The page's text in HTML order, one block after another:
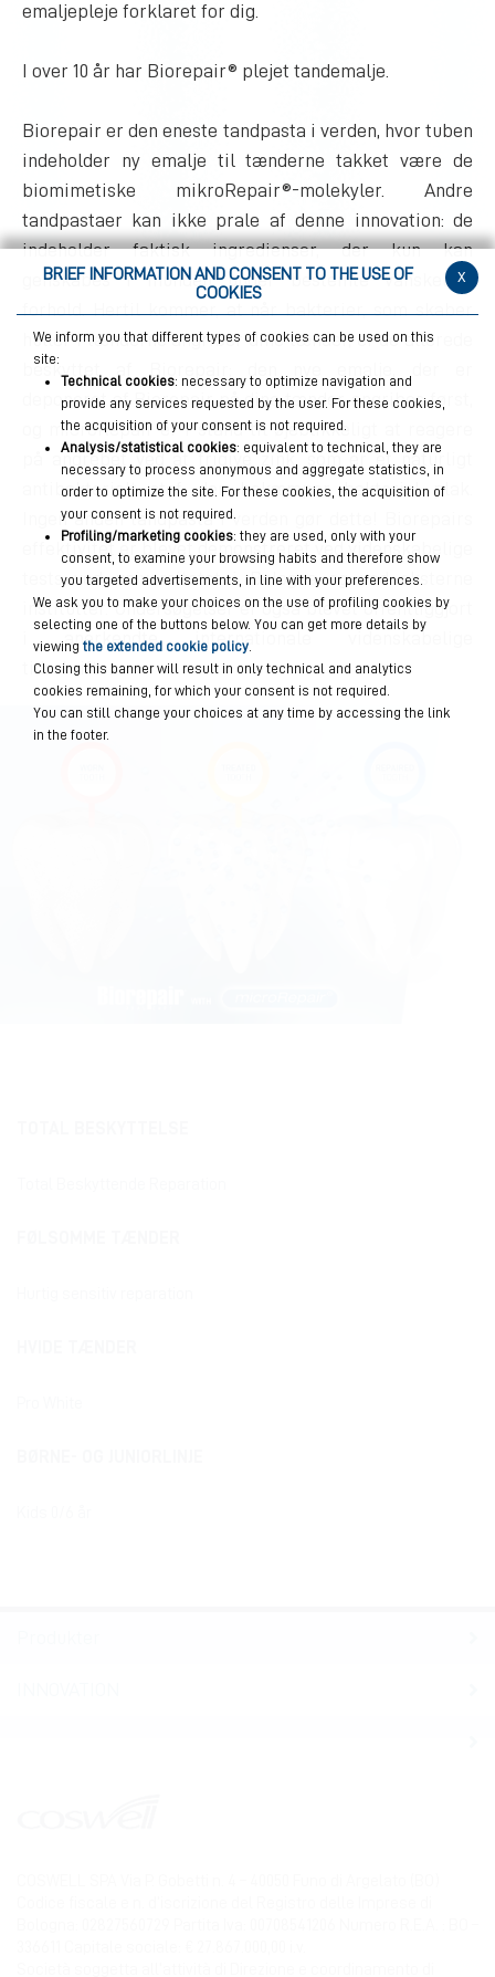
emaljepleje forklaret for dig.
I over 10 år har Biorepair® plejet tandemalje.
Biorepair er den eneste tandpasta i verden, hvor tuben
indeholder ny emalje til tænderne takket være de
biomimetiske mikroRepair®-molekyler. Andre
tandpastaer kan ikke prale af denne innovation: de
indeholder faktisk ingredienser, der kun kan
genskabes i munden under bestemte vanskelige
forhold. Hertil kommer, at når bakterier, som skaber
huller i tænderne angriber dine tænder, er de allerede
beskyttet af Biorepair; den nye emalje, der er
deponeret af Biorepair på dine tænder, angribes først,
og microRepair er i stand til øjeblikkeligt at reagere
på angrebet ved at frigive zink, som er et naturligt
antibakterielt stof, der bekæmper bakteriel plak.
Ingen anden tandpasta i verden gør dette! Biorepairs
effektivitet er blevet demonstreret ved videnskabelige
tests ved universitetet i Bologna og ved eksterne
institutter. Undersøgelser er også blevet offentliggjort
i anerkendte internationale videnskabelige
tidsskrifter.
x
BRIEF INFORMATION AND CONSENT TO THE USE OF
COOKIES
We inform you that different types of cookies can be used on this
site:
Technical cookies: necessary to optimize navigation and
provide any services requested by the user. For these cookies,
the acquisition of your consent is not required.
Analysis/statistical cookies: equivalent to technical, they are
necessary to process anonymous and aggregate statistics, in
order to optimize the site. For these cookies, the acquisition of
your consent is not required.
Profiling/marketing cookies: they are used, only with your
consent, to examine your browsing habits and therefore show
you targeted advertisements, in line with your preferences.
We ask you to make your choices on the use of profiling cookies by
selecting one of the buttons below. You can get more details by
viewing the extended cookie policy
Closing this banner will result in only technical and analytics
cookies remaining, for which your consent is not required.
You can still change your choices at any time by accessing the link
in the footer.